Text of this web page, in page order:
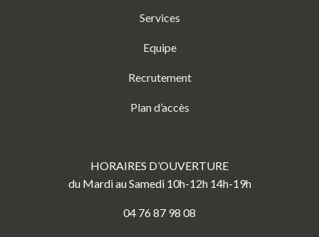
Services
Equipe
Recrutement
Plan d’accès
HORAIRES D’OUVERTURE
du Mardi au Samedi 10h-12h 14h-19h
04 76 87 98 08